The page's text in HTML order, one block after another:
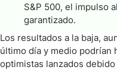
S&P 500, el impulso
garantizado.
Los resultados a la baja,
último día y medio podrían
optimistas lanzados